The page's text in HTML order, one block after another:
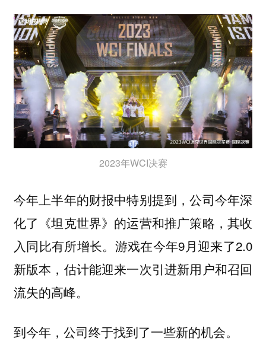
2023年WCI决赛
今年上半年的财报中特别提到，公司今年深
化了《坦克世界》的运营和推广策略，其收
入同比有所增长。游戏在今年9月迎来了2.0
新版本，估计能迎来一次引进新用户和召回
流失的高峰。
到今年，公司终于找到了一些新的机会。